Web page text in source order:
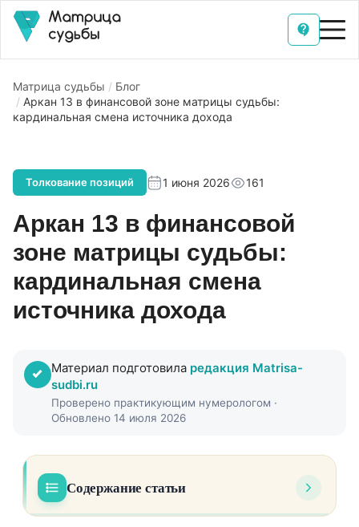
Матрица судьбы
Блог
Аркан 13 в финансовой зоне матрицы судьбы:
кардинальная смена источника дохода
Толкование позиций 1 июня 2026 161
Аркан 13 в финансовой
зоне матрицы судьбы:
кардинальная смена
источника дохода
Материал подготовила редакция Matrisa-
sudbi.ru
Проверено практикующим нумерологом ·
Обновлено 14 июля 2026
Содержание статьи